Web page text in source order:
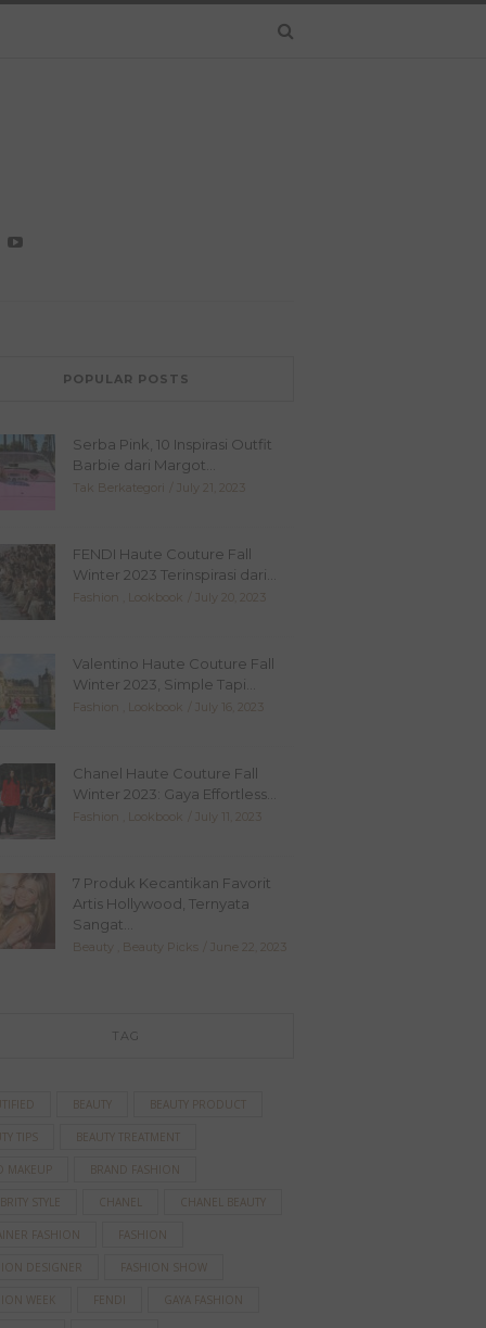
POPULAR POSTS
Serba Pink, 10 Inspirasi Outfit
Barbie dari Margot...
Tak Berkategori July 21, 2023
FENDI Haute Couture Fall
Winter 2023 Terinspirasi dari...
Fashion Lookbook July 20, 2023
Valentino Haute Couture Fall
Winter 2023, Simple Tapi...
Fashion Lookbook July 16, 2023
Chanel Haute Couture Fall
Winter 2023: Gaya Effortless...
Fashion Lookbook July 11, 2023
7 Produk Kecantikan Favorit
Artis Hollywood, Ternyata
Sangat...
Beauty Beauty Picks June 22, 2023
TAG
BEAUTY BEAUTY PRODUCT
TIPS BEAUTY TREATMENT
MAKEUP BRAND FASHION
STYLE CHANEL CHANEL BEAUTY
FASHION FASHION
DESIGNER FASHION SHOW
WEEK FENDI GAYA FASHION